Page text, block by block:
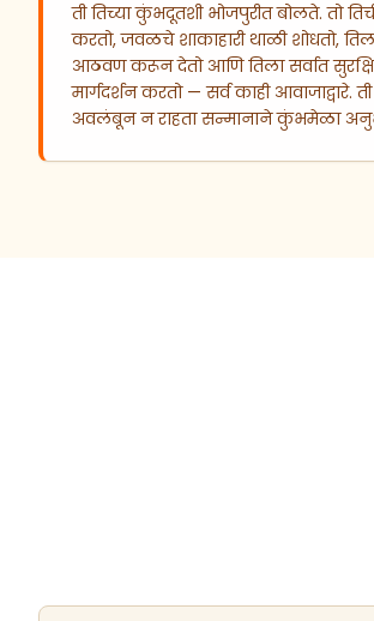
ती तिच्या कुंभदूतशी भोजपुरीत बोलते. तो
करतो, जवळचे शाकाहारी थाळी शोधतो,
आठवण करून देतो आणि तिला सर्वात
मार्गदर्शन करतो — सर्व काही आवाजाद्वारे.
अवलंबून न राहता सन्मानाने कुंभमेळा